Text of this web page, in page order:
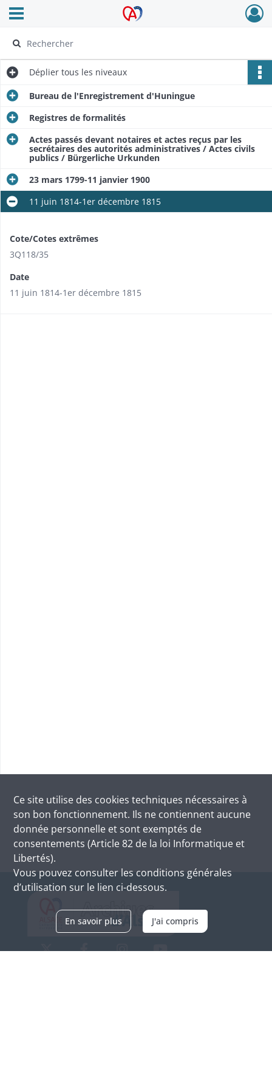
Archives Alsace - Colmar
Ouvrir le menu déroulant
Déplier tous les niveaux
Bureau de l'Enregistrement d'Huningue
Registres de formalités
Actes passés devant notaires et actes reçus par les
secrétaires des autorités administratives / Actes civils
publics / Bürgerliche Urkunden
23 mars 1799-11 janvier 1900
11 juin 1814-1er décembre 1815
Cote/Cotes extrêmes
3Q118/35
Date
11 juin 1814-1er décembre 1815
Ce site utilise des cookies techniques nécessaires à
son bon fonctionnement. Ils ne contiennent aucune
donnée personnelle et sont exemptés de
consentements (Article 82 de la loi Informatique et
Libertés).
Vous pouvez consulter les conditions générales
d’utilisation sur le lien ci-dessous.
En savoir plus J'ai compris